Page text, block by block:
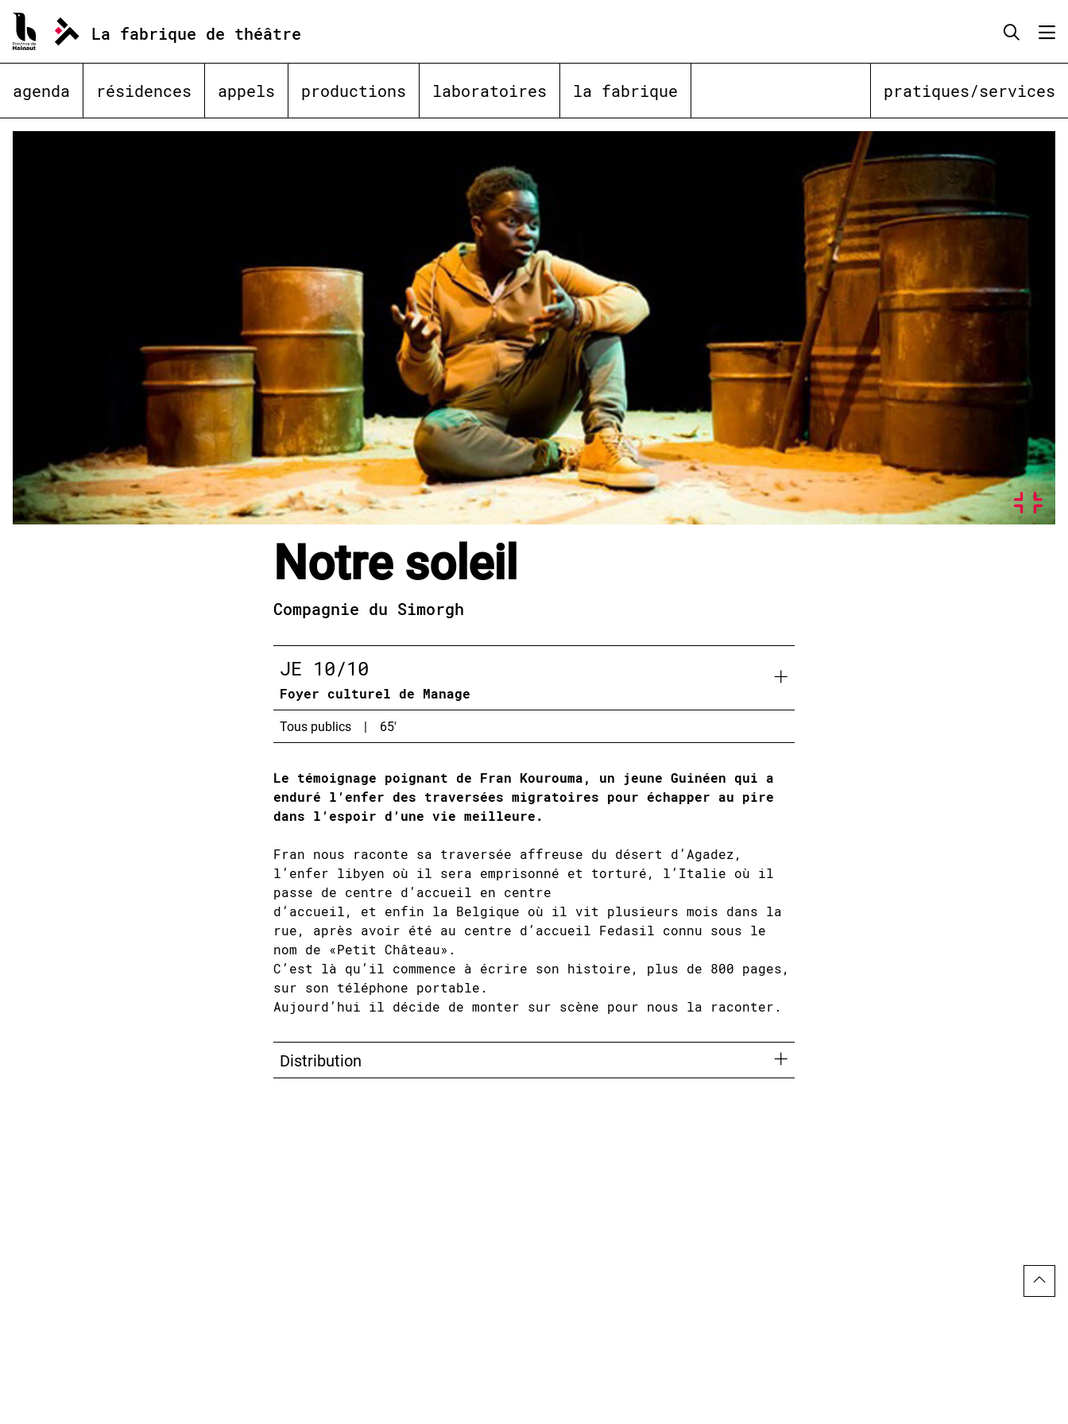
contenu
La fabrique de théâtre
agenda résidences appels productions laboratoires la fabrique pratiques/services
Notre soleil
Compagnie du Simorgh
JE 10/10
Foyer culturel de Manage
Tous publics
| 65'
Le témoignage poignant de Fran Kourouma, un jeune Guinéen qui a
enduré l’enfer des traversées migratoires pour échapper au pire
dans l’espoir d’une vie meilleure.
Fran nous raconte sa traversée affreuse du désert d’Agadez,
l’enfer libyen où il sera emprisonné et torturé, l’Italie où il
passe de centre d’accueil en centre
d’accueil, et enfin la Belgique où il vit plusieurs mois dans la
rue, après avoir été au centre d’accueil Fedasil connu sous le
nom de «Petit Château».
C’est là qu’il commence à écrire son histoire, plus de 800 pages,
sur son téléphone portable.
Aujourd’hui il décide de monter sur scène pour nous la raconter.
Distribution